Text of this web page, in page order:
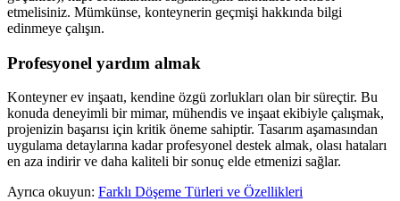
etmelisiniz. Mümkünse, konteynerin geçmişi hakkında bilgi
edinmeye çalışın.
Profesyonel yardım almak
Konteyner ev inşaatı, kendine özgü zorlukları olan bir süreçtir. Bu
konuda deneyimli bir mimar, mühendis ve inşaat ekibiyle çalışmak,
projenizin başarısı için kritik öneme sahiptir. Tasarım aşamasından
uygulama detaylarına kadar profesyonel destek almak, olası hataları
en aza indirir ve daha kaliteli bir sonuç elde etmenizi sağlar.
Ayrıca okuyun: Farklı Döşeme Türleri ve Özellikleri